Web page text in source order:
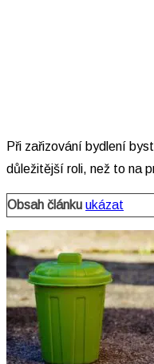
Při zařizování bydlení
důležitější roli, než to na
Obsah článku ukázat